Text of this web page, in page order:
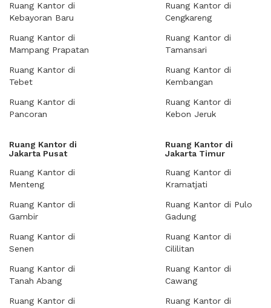
Ruang Kantor di
Kebayoran Baru
Ruang Kantor di
Mampang Prapatan
Ruang Kantor di
Tebet
Ruang Kantor di
Pancoran
Ruang Kantor di
Cengkareng
Ruang Kantor di
Tamansari
Ruang Kantor di
Kembangan
Ruang Kantor di
Kebon Jeruk
Ruang Kantor di
Jakarta Pusat
Ruang Kantor di
Menteng
Ruang Kantor di
Gambir
Ruang Kantor di
Senen
Ruang Kantor di
Tanah Abang
Ruang Kantor di
Ruang Kantor di
Jakarta Timur
Ruang Kantor di
Kramatjati
Ruang Kantor di Pulo
Gadung
Ruang Kantor di
Cililitan
Ruang Kantor di
Cawang
Ruang Kantor di